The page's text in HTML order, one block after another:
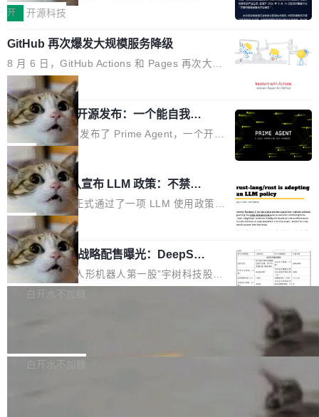
度宣传的。」 这才是真正的痛点。不是所有论文
都有问题，是最吸引眼球的那批论文最有问题。
他引用的帖子来自 Mathew Shen，一位 ICLR 2
026 的读者：「看了篇 ...
认为现代 AI 领域最重要的三个开源项目。 第一
理由很具体。FA 系列不需要解释，但 FA2 是他
认为最重要的一个——复杂度恰到好处，刚好能
驱动你去学 CuTe，但还没被那些"邪恶的" Hopp
er++ 优化所淹没，足够容易修改和适配。 更关
键的是 FA2 的持久性...
单点设备迈向智能化、网联化、协同化发展。作
鸿蒙通过统一技术底座和分布式能力，为不同类
型智能设备的开发、连接与互联提供关键支撑，
也为产业链企业探索产品创新与商业增长打开新
的空间。 8月14日，开源鸿蒙智能硬件开发者日
（OHDD：OpenHarmony Hardware Develope
r Day）将在杭州启航。活动面向智能硬件产业
链企业和开发者，邀请行业专家与资深技术顾
问，围绕开源鸿蒙技术能力、设备适配、芯片适
配、功耗与稳定性调优、兼容性测评及统一互联
等内容展开系统讲解和实战交流，帮助企业进一
步了解开源鸿蒙在智能...
开 开源科技
GitHub 再次爆发大规模服务降级
8 月 6 日，GitHub Actions 和 Pages 再次大规
模服务降级，Actions 完全不可用超过 5 小时，
webhook 停发，连自托管 runner 也因调度层故
障无法工作。Pages、Copilot code review、C
opilot coding agent 全部受影响。从检测到完全
恢复，大约 12 小时。 这是 2026 年 8 月的第六
起事故，其中四起与 AI/Copilot 服务相关。 Git
Hub 员工 kdaigle 在 HN 讨论中贴出了一组数
据：2025 年全年 10 亿次 commit。现在，每周
2.75 亿次，全年预计 140 亿次。GitHub...
局
Prime Agent 开源发布：一个能自我改
进的编程 Agent，ARC-AGI 3 超越人类
专家基线
Prime Intellect 发布了 Prime Agent，一个开源
的编程 Agent Harness，核心设计围绕两个抽
象：Recursive Language Model（RLM）和 C
ontinual Harness。在 ARC-AGI 3 基准测试
上，Prime Agent + Opus 5 的组合达到了 95.
5% RHAE Best@1，超过了 ARC 报告的人类专
家基线 95.4%。 不是又一个 coding agent 包装
器 Prime Agent 的架构和市面上大多数 coding
agent 有本质区别。大多数 agent harness 的设
计是基于早期模型的能力—...
局
Rust 项目团队宣布 LLM 政策：不禁
止，但你要承认哪些代码不是你写的
Rust 语言项目正式通过了一项 LLM 使用政策，
覆盖 rust-lang/rust 单一仓库的代码贡献。这不
是项目级别的官方立场，目前由五个团队采纳，
但它可能是主流开源项目中关于 AI 辅助贡献最
细致的一份规则。 政策的核心只有一句话：LLM
可以用来分析、提炼、审阅、建议，但不能用来
不得生成涉及安全性的关键变更，除非作者本身
局
宇树科技 IPO 战略配售曝光：DeepSe
ek 获配 93.3 万股，锁定 36 个月
8月6日晚间，“人形机器人第一股”宇树科技股份
有限公司披露IPO发行价格及战略配售结果，杭
36个月。 公告显示，本次宇树科技战略配售对
白开水不加糖
Bug fixes and enhancements 修复多次传递同
白开水不加糖